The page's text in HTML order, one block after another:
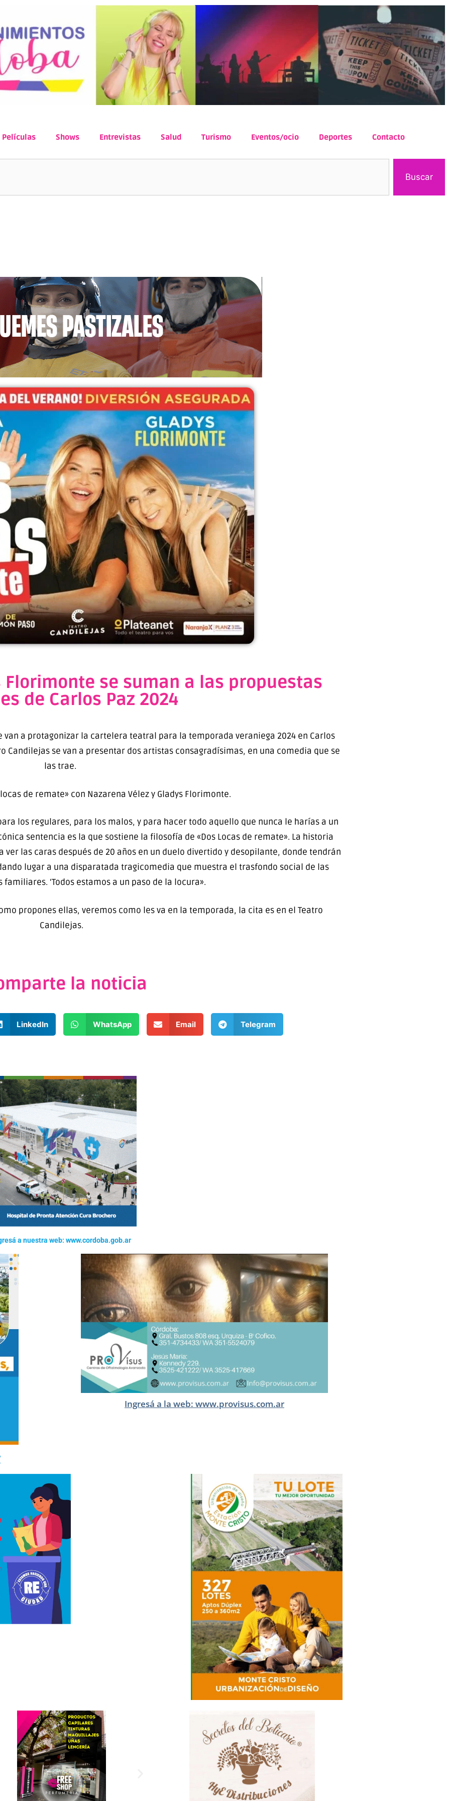
Películas Shows Entrevistas Salud Turismo Eventos/ocio Deportes Contacto
Buscar
Florimonte se suman a las propuestas
de Carlos Paz 2024
a protagonizar la cartelera teatral para la temporada veraniega 2024 en Carlos
Candilejas se van a presentar dos artistas consagradísimas, en una comedia que se
las trae.
de remate» con Nazarena Vélez y Gladys Florimonte.
los regulares, para los malos, y para hacer todo aquello que nunca le harías a un
sentencia es la que sostiene la filosofía de «Dos Locas de remate». La historia
las caras después de 20 años en un duelo divertido y desopilante, donde tendrán
lugar a una disparatada tragicomedia que muestra el trasfondo social de las
‘Todos estamos a un paso de la locura».
propones ellas, veremos como les va en la temporada, la cita es en el Teatro
Candilejas.
la noticia
LinkedIn WhatsApp Email Telegram
a nuestra web: www.cordoba.gob.ar
Ingresá a la web: www.provisus.com.ar